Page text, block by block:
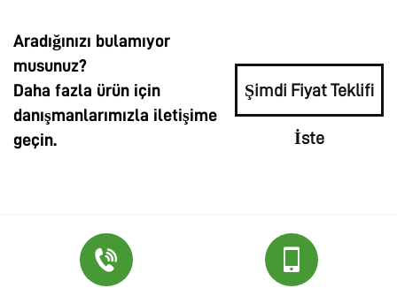
Aradığınızı bulamıyor
musunuz?
Daha fazla ürün için
danışmanlarımızla iletişime
geçin.
Şimdi Fiyat Teklifi
İste